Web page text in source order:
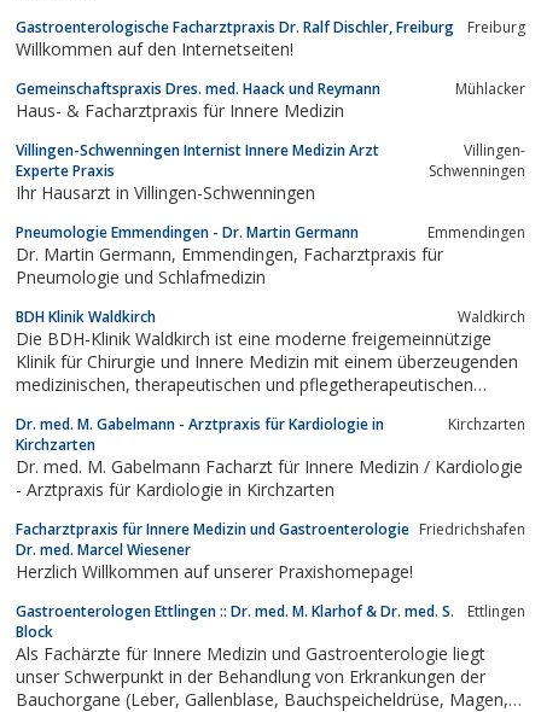
Gastroenterologische Facharztpraxis Dr. Ralf Dischler, Freiburg Freiburg
Willkommen auf den Internetseiten!
Gemeinschaftspraxis Dres. med. Haack und Reymann Mühlacker
Haus- & Facharztpraxis für Innere Medizin
Villingen-Schwenningen Internist Innere Medizin Arzt
Experte Praxis
Villingen-
Schwenningen
Ihr Hausarzt in Villingen-Schwenningen
Pneumologie Emmendingen - Dr. Martin Germann Emmendingen
Dr. Martin Germann, Emmendingen, Facharztpraxis für
Pneumologie und Schlafmedizin
BDH Klinik Waldkirch Waldkirch
Die BDH-Klinik Waldkirch ist eine moderne freigemeinnützige
Klinik für Chirurgie und Innere Medizin mit einem überzeugenden
medizinischen, therapeutischen und pflegetherapeutischen
Dr. med. M. Gabelmann - Arztpraxis für Kardiologie in
Kirchzarten
Kirchzarten
Dr. med. M. Gabelmann Facharzt für Innere Medizin / Kardiologie
- Arztpraxis für Kardiologie in Kirchzarten
Facharztpraxis für Innere Medizin und Gastroenterologie
Dr. med. Marcel Wiesener
Friedrichshafen
Herzlich Willkommen auf unserer Praxishomepage!
Gastroenterologen Ettlingen :: Dr. med. M. Klarhof & Dr. med. S.
Block
Ettlingen
Als Fachärzte für Innere Medizin und Gastroenterologie liegt
unser Schwerpunkt in der Behandlung von Erkrankungen der
Bauchorgane (Leber, Gallenblase, Bauchspeicheldrüse, Magen,